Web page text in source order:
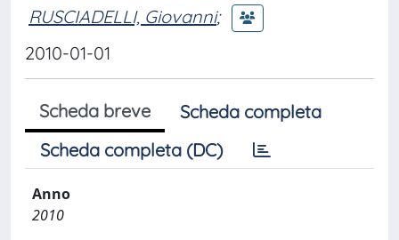
RUSCIADELLI, Giovanni;
2010-01-01
Scheda breve
Scheda completa
Scheda completa (DC)
Anno
2010